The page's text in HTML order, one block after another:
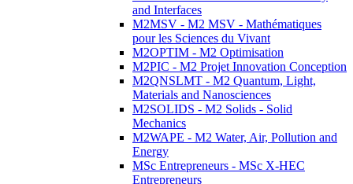
and Interfaces
M2MSV - M2 MSV - Mathématiques
pour les Sciences du Vivant
M2OPTIM - M2 Optimisation
M2PIC - M2 Projet Innovation Conception
M2QNSLMT - M2 Quantum, Light,
Materials and Nanosciences
M2SOLIDS - M2 Solids - Solid
Mechanics
M2WAPE - M2 Water, Air, Pollution and
Energy
MSc Entrepreneurs - MSc X-HEC
Entrepreneurs